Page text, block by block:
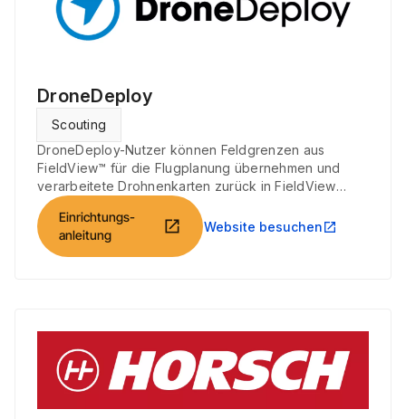
DroneDeploy
Scouting
DroneDeploy-Nutzer können Feldgrenzen aus
FieldView™ für die Flugplanung übernehmen und
verarbeitete Drohnenkarten zurück in FieldView
übertragen.
Einrichtungs-
anleitung
open_in_new Website besuchen open_in_new